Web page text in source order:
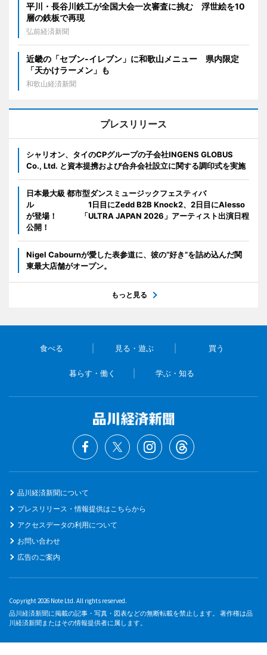
平川・長谷川鉄工が全国大会一次審査に挑む 浮世絵を10
層の鉄板で再現
弘前経済新聞
近畿の「セブン-イレブン」に和歌山メニュー 県内限定
「天かけラーメン」も
和歌山経済新聞
プレスリリース
シャリオン、タイのCPグループの子会社INGENS GLOBUS
Co., Ltd. と資本提携および合弁会社設立に関する調印式を実施
日本最大級 都市型ダンスミュージックフェスティバ
ル 1日目にZedd B2B Knock2、2日目にAlesso
が登場！ 「ULTRA JAPAN 2026」アーティスト出演日程
公開！
Nigel Cabournが愛した表参道に、彼の“好き”を詰め込んだ関
東最大店舗がオープン。
もっと見る
食べる 見る・遊ぶ 買う
暮らす・働く 学ぶ・知る
品川経済新聞について
プレスリリース・情報提供はこちらから
アクセスデータの利用について
お問い合わせ
広告のご案内
Copyright 2026 Note Ltd. All rights reserved.
品川経済新聞に掲載の記事・写真・図表などの無断転載を禁止します。 著作権は品
川経済新聞またはその情報提供者に属します。